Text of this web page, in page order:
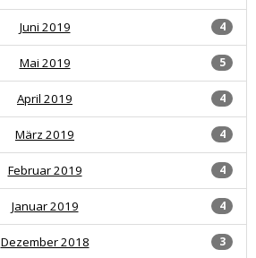
4
Juni 2019
5
Mai 2019
4
April 2019
4
März 2019
4
Februar 2019
4
Januar 2019
3
Dezember 2018